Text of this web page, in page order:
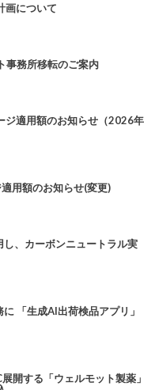
画について
事務所移転のご案内
ジ適用額のお知らせ（2026年
用額のお知らせ(変更)
、カーボンニュートラル実
「生成AI出荷検品アプリ」
開する「ウェルモット製薬」